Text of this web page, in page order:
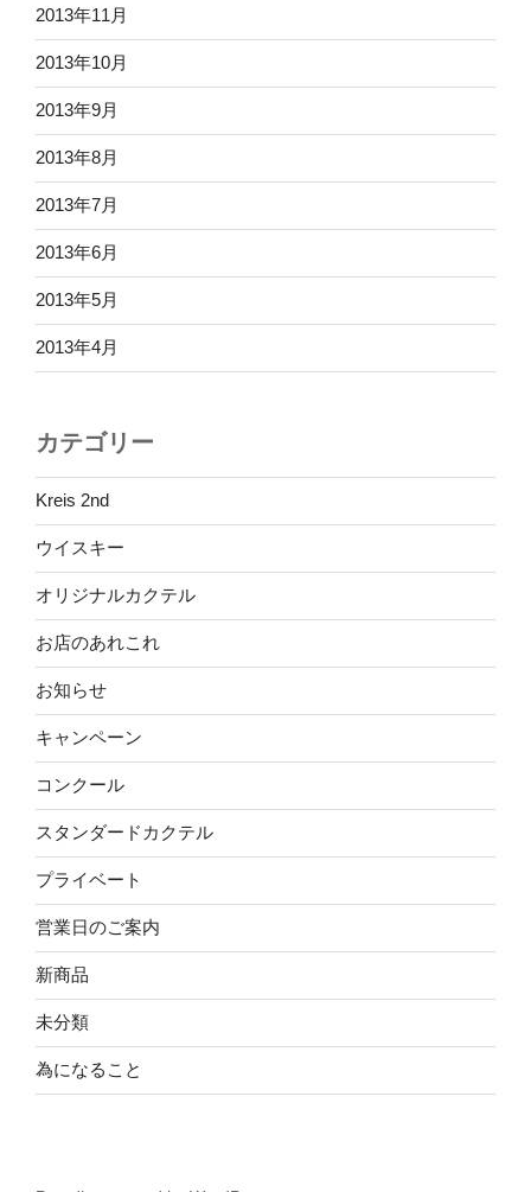
2013年11月
2013年10月
2013年9月
2013年8月
2013年7月
2013年6月
2013年5月
2013年4月
カテゴリー
Kreis 2nd
ウイスキー
オリジナルカクテル
お店のあれこれ
お知らせ
キャンペーン
コンクール
スタンダードカクテル
プライベート
営業日のご案内
新商品
未分類
為になること